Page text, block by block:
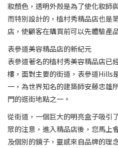
妝顏色，透明外殼是為了使化妝師
而特別設計的，植村秀精品店也是
店，使顧客在購買前可以先體驗產
表參道美容精品店的新紀元
表參道著名的植村秀美容精品店已
樓，面對主要的街道，表參道Hills
一，為世界知名的建築師安藤忠雄
門的逛街地點之一。
從街道，一個巨大的明亮盒子吸引
眾的注意，進入精品店後，您馬上
及個別的鏡子，靈感來自品牌的理